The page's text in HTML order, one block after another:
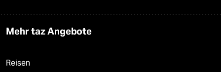
Mehr taz Angebote
Reisen